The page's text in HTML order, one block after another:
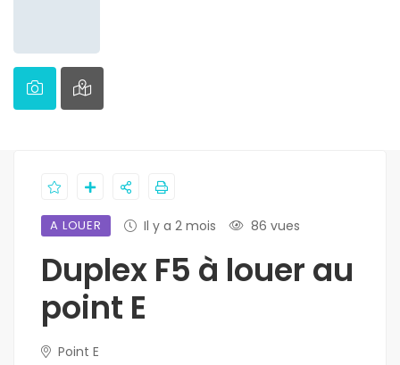
A LOUER Il y a 2 mois 86 vues
Duplex F5 à louer au
point E
Point E